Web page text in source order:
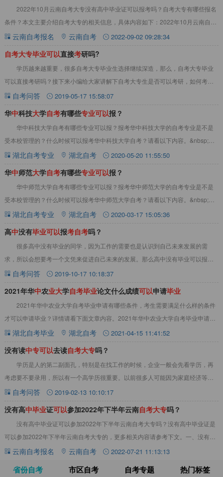
2022年10月云南自考大专没有高中毕业证可以报考吗？自考大专有哪些报名
条件？本文主要介绍自考大专的相关信息，具体内容如下：2022年10月云南自考
大专没有高中毕业证可以报考吗10
云南自考报名 云南自考 2022-09-02 09:28:34
自考大专毕业可以直接考研吗?
学历越来越重要，很多自考大专毕业生选择继续深造，那么，自考大专毕业
可以直接考研吗？接下来小编给大家讲解下自考大专生是否可以考研，如何考
研。自考大专毕业生考研需符合以下条件： (一
自考问答 2019-05-17 15:58:07
华中科技大学自考有哪些专业可以报？
华中科技大学自考有哪些专业可以报？报考华中科技大学的自考专业是不是
受本校管理的？什么时候可以报考华中科技大学自考？请看以下内容。&nbsp;华
中科技大学自考主考专业申报机构主考学校
湖北自考专业 湖北自考 2020-05-20 11:55:50
华中师范大学自考有哪些专业可以报？
华中师范大学自考有哪些专业可以报？报考华中师范大学的自考专业是不是
受本校管理的？什么时候可以报考华中师范大学自考？请看以下内容。&nbsp;华
中师范大学自考有哪些专业可以报？华中师
湖北自考专业 湖北自考 2020-03-17 15:05:36
高中没有毕业可以报考自考吗？
很多高中没有毕业的同学，因为工作的需要也是认识到自己未来发展的需
求，所以会想要考一个文凭来促进自己未来的发展。那么高中没有毕业可以报考
自考吗？下面就来看看关于高中没有毕业是否可以报
自考问答 2019-10-17 10:18:37
2021年华中农业大学自考毕业论文什么成绩可以申请毕业
2021年华中农业大学自考毕业申请有哪些条件，考生需要满足什么样的条件
才可以申请毕业？详情请看下面文章内容。2021年华中农业大学自考毕业申请条
件一、华中农业大学自考毕业申请条件符
湖北自考毕业 湖北自考 2021-04-15 11:41:52
没有读中专可以去读自考大专吗？
学历是人的第二副面孔，特别是在找工作的时候，企业一般会先看学历，再
考虑要不要录用，所以有一个高学历很重要。以前很多人可能因为家庭经济等原
因读完初中就没有继续读。如今想通过成人教育这
自考问答 2019-02-13 10:10:17
没有高中毕业证可以参加2022年下半年云南自考大专吗？
没有高中毕业证可以参加2022年下半年云南自考大专吗？没有高中毕业证是
可以参加2022年下半年云南自考大专的，更多相关内容请参考下文。一、没有高
中毕业证可以参加2022年下半年云南
云南自考报名 云南自考 2022-07-21 11:13:13
省份自考 市区自考 自考专题 热门标签